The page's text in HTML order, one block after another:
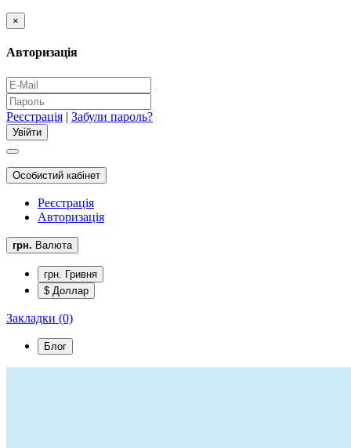
×
Авторизація
Реєстрація | Забули пароль?
Особистий кабінет
Реєстрація
Авторизація
грн. Валюта
грн. Гривня
$ Доллар
Закладки (0)
Блог